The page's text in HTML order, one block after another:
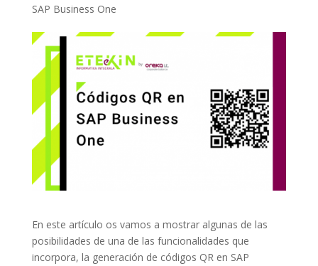
SAP Business One
En este artículo os vamos a mostrar algunas de las
posibilidades de una de las funcionalidades que
incorpora, la generación de códigos QR en SAP